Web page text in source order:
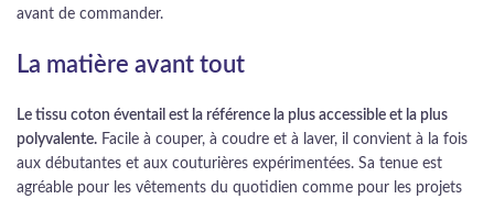
avant de commander.
La matière avant tout
Le tissu coton éventail est la référence la plus accessible et la plus
polyvalente. Facile à couper, à coudre et à laver, il convient à la fois
aux débutantes et aux couturières expérimentées. Sa tenue est
agréable pour les vêtements du quotidien comme pour les projets